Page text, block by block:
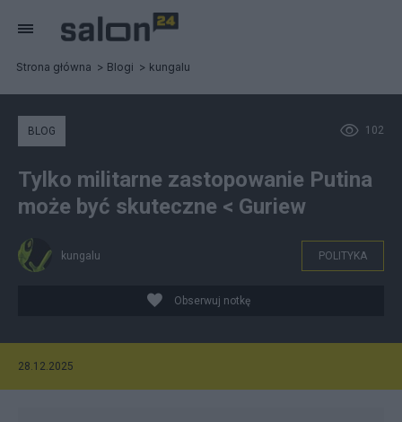
Strona główna Blogi kungalu
102
BLOG
Tylko militarne zastopowanie Putina
może być skuteczne < Guriew
kungalu POLITYKA
Obserwuj notkę
28.12.2025